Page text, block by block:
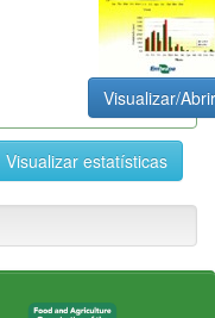
Visualizar/Abrir
Visualizar estatísticas